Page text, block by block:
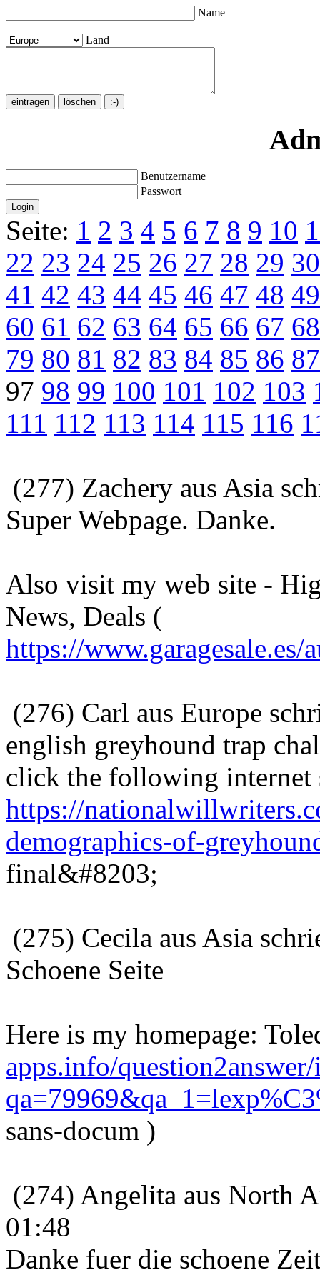
Name
Land
Benutzername
Passwort
Seite: 1 2 3 4 5 6 7 8 9 10
22 23 24 25 26 27 28 29 30
41 42 43 44 45 46 47 48 49
60 61 62 63 64 65 66 67 68
79 80 81 82 83 84 85 86 87
97 98 99 100 101 102 103
111 112 113 114 115 116
(277) Zachery aus Asia
Super Webpage. Danke.
Also visit my web site -
News, Deals (
https://
(276) Carl aus Europe
english greyhound trap
click the following internet
https://
demographics-of-
final&#8203;
(275) Cecila aus Asia
Schoene Seite
Here is my homepage:
apps.info/
sans-docum )
(274) Angelita aus North
01:48
Danke fuer die schoene